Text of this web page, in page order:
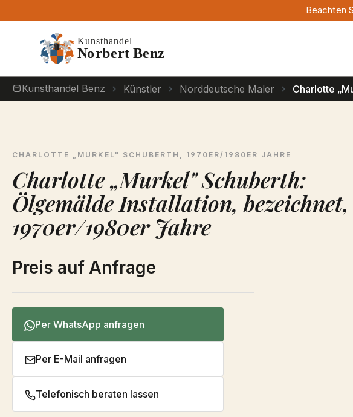
Beachten
Kunsthandel Benz Künstler Norddeutsche Maler
CHARLOTTE „MURKEL" SCHUBERTH , 1970ER/1980ER JAHRE
Charlotte „Murkel" Schuberth:
Ölgemälde Installation, bezeichnet,
1970er/1980er Jahre
Preis auf Anfrage
Per WhatsApp anfragen
Per E-Mail anfragen
Telefonisch beraten lassen